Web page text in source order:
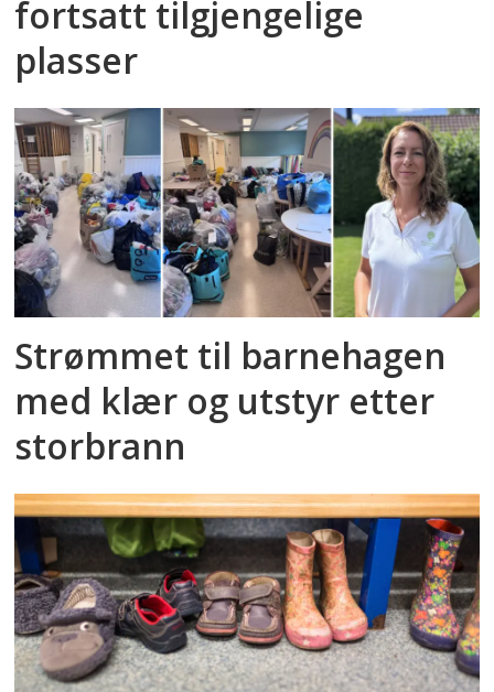
fortsatt tilgjengelige
plasser
Strømmet til barnehagen
med klær og utstyr etter
storbrann